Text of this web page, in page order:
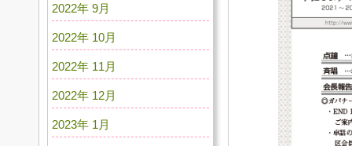
2022年 9月
2022年 10月
2022年 11月
2022年 12月
2023年 1月